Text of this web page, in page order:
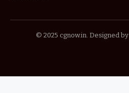
© 2025 cgnow.in. Designed by